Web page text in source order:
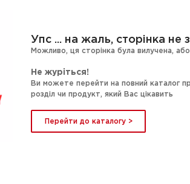
Упс ... на жаль, сторінка не
Можливо, ця сторінка була вилучена,
Не журіться!
Ви можете перейти на повний каталог
розділ чи продукт, який Вас цікавить
Перейти до каталогу >